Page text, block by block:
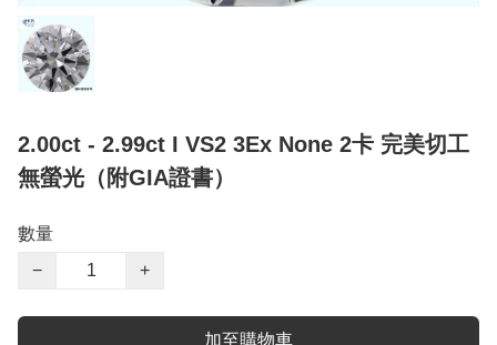
2.00ct - 2.99ct I VS2 3Ex None 2卡 完美切工
無螢光（附GIA證書）
數量
−
+
加至購物車